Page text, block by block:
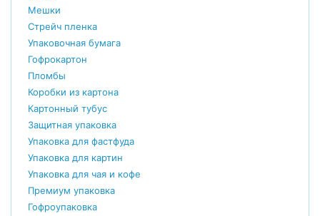
Мешки
Стрейч пленка
Упаковочная бумага
Гофрокартон
Пломбы
Коробки из картона
Картонный тубус
Защитная упаковка
Упаковка для фастфуда
Упаковка для картин
Упаковка для чая и кофе
Премиум упаковка
Гофроупаковка